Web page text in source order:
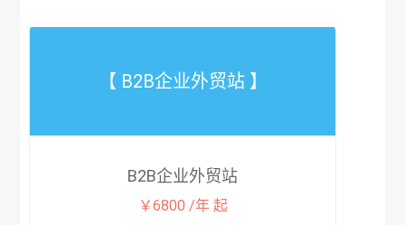
【 B2B企业外贸站 】
B2B企业外贸站
￥6800 /年 起